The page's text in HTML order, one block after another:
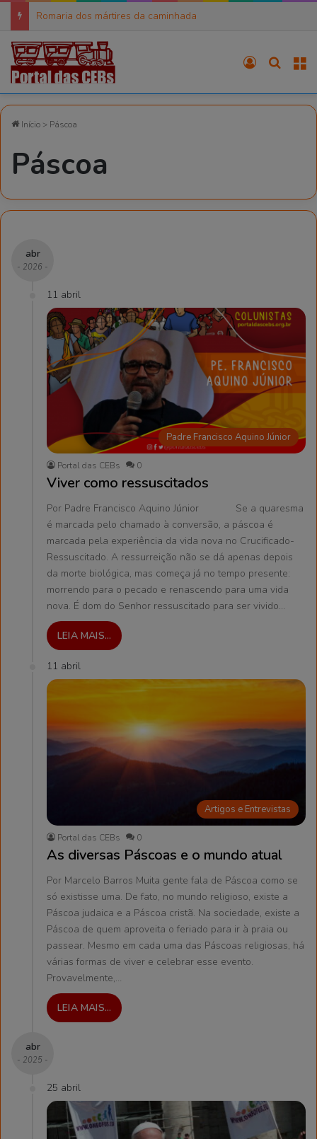
Romaria dos mártires da caminhada
Entrar
Início > Páscoa
Páscoa
abr
- 2026 -
11 abril
Padre Francisco Aquino Júnior
Portal das CEBs 0
Viver como ressuscitados
Por Padre Francisco Aquino Júnior Se a quaresma
é marcada pelo chamado à conversão, a páscoa é
marcada pela experiência da vida nova no Crucificado-
Ressuscitado. A ressurreição não se dá apenas depois
da morte biológica, mas começa já no tempo presente:
morrendo para o pecado e renascendo para uma vida
nova. É dom do Senhor ressuscitado para ser vivido…
LEIA MAIS...
11 abril
Artigos e Entrevistas
Portal das CEBs 0
As diversas Páscoas e o mundo atual
Por Marcelo Barros Muita gente fala de Páscoa como se
só existisse uma. De fato, no mundo religioso, existe a
Páscoa judaica e a Páscoa cristã. Na sociedade, existe a
Páscoa de quem aproveita o feriado para ir à praia ou
passear. Mesmo em cada uma das Páscoas religiosas, há
várias formas de viver e celebrar esse evento.
Provavelmente,…
LEIA MAIS...
abr
- 2025 -
25 abril